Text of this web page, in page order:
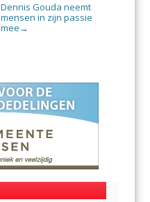
Dennis Gouda neemt
mensen in zijn passie
mee →